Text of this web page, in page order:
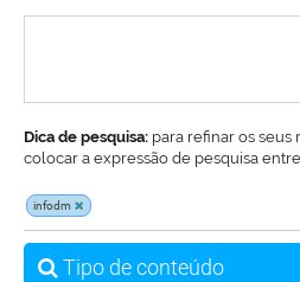
Dica de pesquisa: para refinar os
colocar a expressão de pesquisa entre
infodm
Tipo de conteúdo